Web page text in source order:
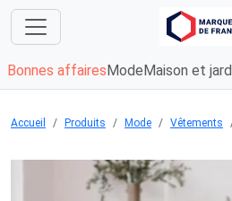
Bonnes affaires Mode Maison et
Accueil Produits Mode Vêtements